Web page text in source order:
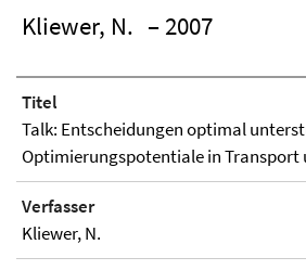
Kliewer, N. – 2007
Titel
Talk: Entscheidungen optimal
Optimierungspotentiale in Transport
Verfasser
Kliewer, N.